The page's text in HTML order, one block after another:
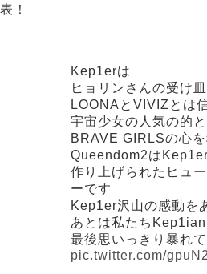
表！
Kep1erは
ヒョリンさんの受け
LOONAとVIVIZとは
宇宙少女の人気の的と
BRAVE GIRLSの心
Queendom2は
作り上げられたヒュ
ーです
Kep1er沢山の感動を
あとは私たちKep1ian
最後思いっきり暴れ
pic.twitter.com/